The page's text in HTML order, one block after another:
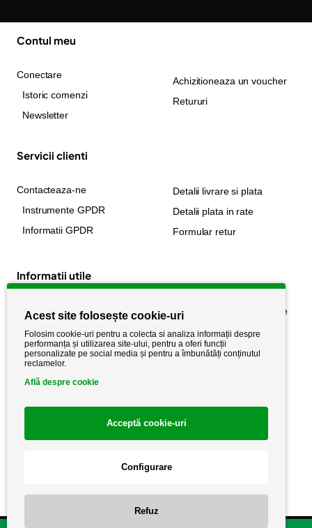
Contul meu
Conectare
Istoric comenzi
Newsletter
Achizitioneaza un voucher
Retururi
Servicii clienti
Contacteaza-ne
Instrumente GPDR
Informatii GPDR
Detalii livrare si plata
Detalii plata in rate
Formular retur
Informatii utile
Despre noi
Stiri si noutati
Politica de cookie
Politica de confidențialitate
Politica de retur
Termeni si conditii
Acest site folosește cookie-uri
Folosim cookie-uri pentru a colecta si analiza informații despre
performanța și utilizarea site-ului, pentru a oferi funcții
personalizate pe social media și pentru a îmbunătăți conținutul
reclamelor.
Află despre cookie
Acceptă cookie-uri
Configurare
Refuz